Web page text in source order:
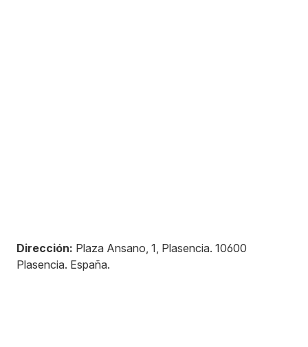
Dirección: Plaza Ansano, 1, Plasencia. 10600
Plasencia. España.